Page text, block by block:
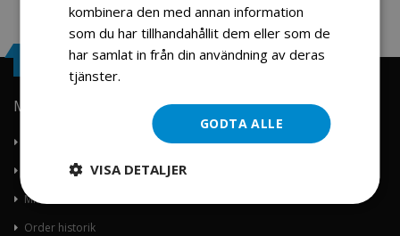
Engrosservice.se
Min konto
Kontakta oss
Mitt konto
Order historik
kombinera den med annan information
som du har tillhandahållit dem eller som de
har samlat in från din användning av deras
tjänster.
GODTA ALLE
VISA DETALJER